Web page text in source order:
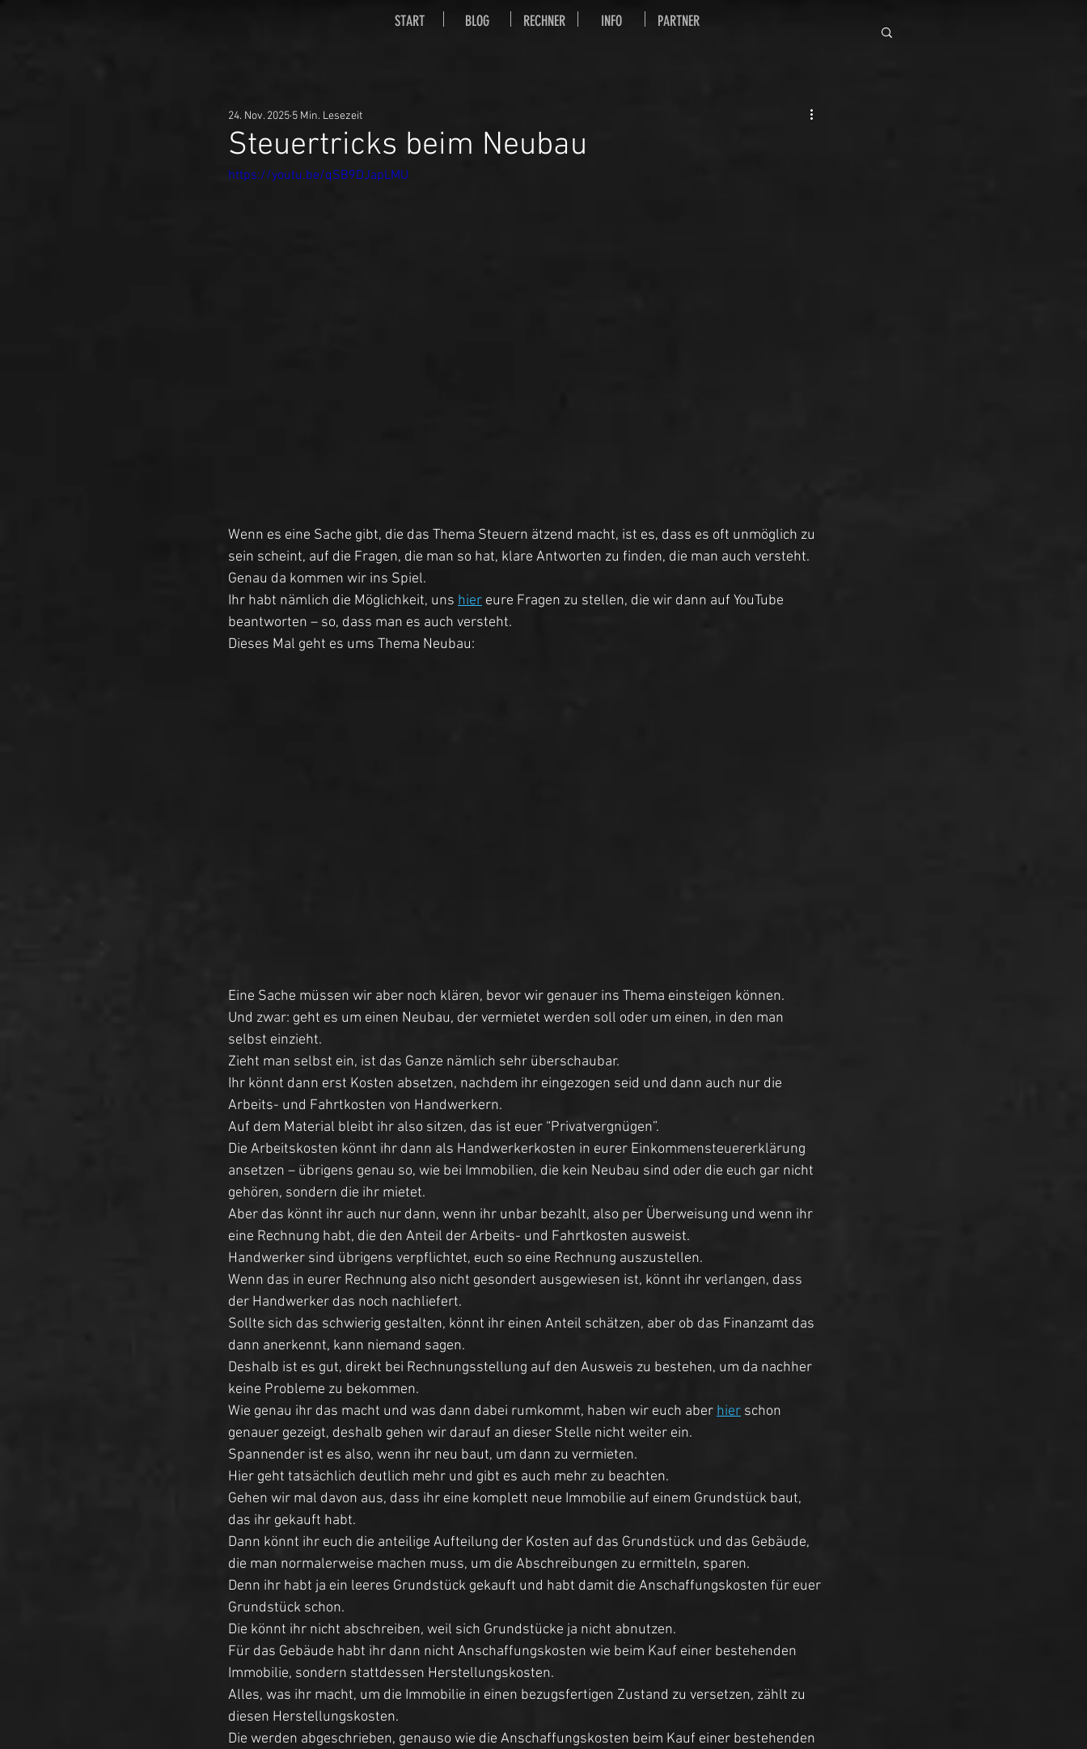
Steuertricks beim Neubau
24. Nov. 2025 5 Min. Lesezeit
https://youtu.be/qSB9DJapLMU
Wenn es eine Sache gibt, die das Thema Steuern ätzend macht, ist es, dass es oft unmöglich zu
sein scheint, auf die Fragen, die man so hat, klare Antworten zu finden, die man auch versteht.
Genau da kommen wir ins Spiel.
Ihr habt nämlich die Möglichkeit, uns hier eure Fragen zu stellen, die wir dann auf YouTube
beantworten – so, dass man es auch versteht.
Dieses Mal geht es ums Thema Neubau:
Eine Sache müssen wir aber noch klären, bevor wir genauer ins Thema einsteigen können.
Und zwar: geht es um einen Neubau, der vermietet werden soll oder um einen, in den man
selbst einzieht.
Zieht man selbst ein, ist das Ganze nämlich sehr überschaubar.
Ihr könnt dann erst Kosten absetzen, nachdem ihr eingezogen seid und dann auch nur die
Arbeits- und Fahrtkosten von Handwerkern.
Auf dem Material bleibt ihr also sitzen, das ist euer “Privatvergnügen”.
Die Arbeitskosten könnt ihr dann als Handwerkerkosten in eurer Einkommensteuererklärung
ansetzen – übrigens genau so, wie bei Immobilien, die kein Neubau sind oder die euch gar nicht
gehören, sondern die ihr mietet.
Aber das könnt ihr auch nur dann, wenn ihr unbar bezahlt, also per Überweisung und wenn ihr
eine Rechnung habt, die den Anteil der Arbeits- und Fahrtkosten ausweist.
Handwerker sind übrigens verpflichtet, euch so eine Rechnung auszustellen.
Wenn das in eurer Rechnung also nicht gesondert ausgewiesen ist, könnt ihr verlangen, dass
der Handwerker das noch nachliefert.
Sollte sich das schwierig gestalten, könnt ihr einen Anteil schätzen, aber ob das Finanzamt das
dann anerkennt, kann niemand sagen.
Deshalb ist es gut, direkt bei Rechnungsstellung auf den Ausweis zu bestehen, um da nachher
keine Probleme zu bekommen.
Wie genau ihr das macht und was dann dabei rumkommt, haben wir euch aber hier schon
genauer gezeigt, deshalb gehen wir darauf an dieser Stelle nicht weiter ein.
Spannender ist es also, wenn ihr neu baut, um dann zu vermieten.
Hier geht tatsächlich deutlich mehr und gibt es auch mehr zu beachten.
Gehen wir mal davon aus, dass ihr eine komplett neue Immobilie auf einem Grundstück baut,
das ihr gekauft habt.
Dann könnt ihr euch die anteilige Aufteilung der Kosten auf das Grundstück und das Gebäude,
die man normalerweise machen muss, um die Abschreibungen zu ermitteln, sparen.
Denn ihr habt ja ein leeres Grundstück gekauft und habt damit die Anschaffungskosten für euer
Grundstück schon.
Die könnt ihr nicht abschreiben, weil sich Grundstücke ja nicht abnutzen.
Für das Gebäude habt ihr dann nicht Anschaffungskosten wie beim Kauf einer bestehenden
Immobilie, sondern stattdessen Herstellungskosten.
Alles, was ihr macht, um die Immobilie in einen bezugsfertigen Zustand zu versetzen, zählt zu
diesen Herstellungskosten.
Die werden abgeschrieben, genauso wie die Anschaffungskosten beim Kauf einer bestehenden
START BLOG RECHNER INFO PARTNER